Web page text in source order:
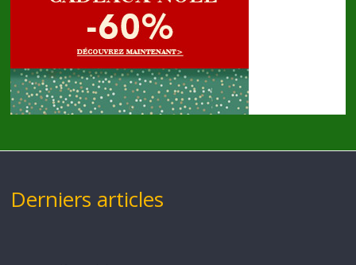
Derniers articles